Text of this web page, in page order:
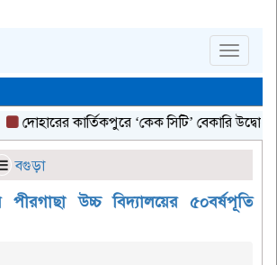
Toggle
দোহারের কার্তিকপুরে ‘কেক সিটি’ বেকারি উদ্বোধন
বগুড়া
উচ্চ বিদ্যালয়ের ৫০বর্ষপূতি